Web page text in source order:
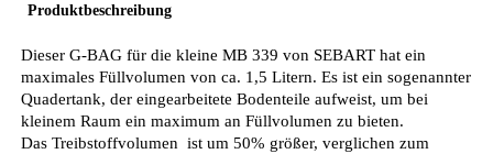
Produktbeschreibung
Dieser G-BAG für die kleine MB 339 von SEBART hat ein
maximales Füllvolumen von ca. 1,5 Litern. Es ist ein sogenannter
Quadertank, der eingearbeitete Bodenteile aufweist, um bei
kleinem Raum ein maximum an Füllvolumen zu bieten.
Das Treibstoffvolumen ist um 50% größer, verglichen zum